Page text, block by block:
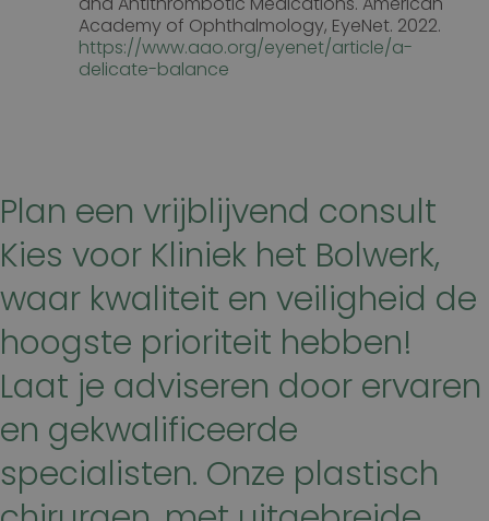
Academy of Ophthalmology, EyeNet. 2022.
https://www.aao.org/eyenet/article/a-
delicate-balance
Plan een vrijblijvend consult
Kies voor Kliniek het Bolwerk,
waar kwaliteit en veiligheid de
hoogste prioriteit hebben!
Laat je adviseren door ervaren
en gekwalificeerde
specialisten. Onze plastisch